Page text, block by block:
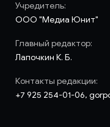
Учредитель:
ООО "Медиа Юнит"
Главный редактор:
Лапочкин К. Б.
Контакты редакции:
+7 925 254-01-06,